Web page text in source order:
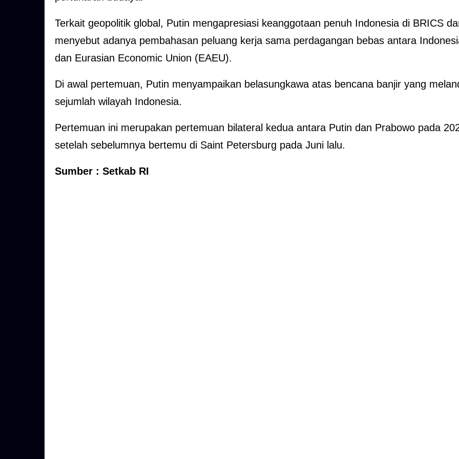
Terkait geopolitik global, Putin mengapresiasi keanggotaan penuh Indonesia di BRICS
menyebut adanya pembahasan peluang kerja sama perdagangan bebas antara
dan Eurasian Economic Union (EAEU).
Di awal pertemuan, Putin menyampaikan belasungkawa atas bencana banjir yang
sejumlah wilayah Indonesia.
Pertemuan ini merupakan pertemuan bilateral kedua antara Putin dan Prabowo pada
setelah sebelumnya bertemu di Saint Petersburg pada Juni lalu.
Sumber : Setkab RI